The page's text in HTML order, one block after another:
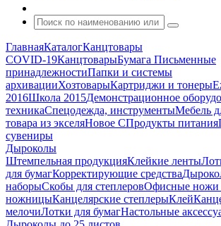
ГлавнаяКаталогКанцтовары
COVID-19КанцтоварыБумага Письменные
принадлежностиПапки и системы
архивацииХозтоварыКартриджи и тонеры
2016Школа 2015Демонстрационное
техникаСпецодежда, инструментыМебель
товара из экселяНовое СПродукты питания
сувениры
Дыроколы
Штемпельная продукцияКлейкие ленты
для бумагКорректирующие средства
наборыСкобы для степлеровОфисные ножи
ножницыКанцелярские степлерыКлей
мелочиЛотки для бумагНастольные